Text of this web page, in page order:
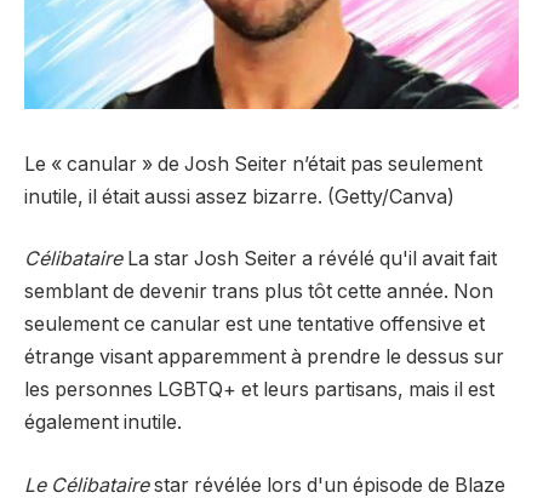
Le « canular » de Josh Seiter n’était pas seulement
inutile, il était aussi assez bizarre. (Getty/Canva)
Célibataire La star Josh Seiter a révélé qu'il avait fait
semblant de devenir trans plus tôt cette année. Non
seulement ce canular est une tentative offensive et
étrange visant apparemment à prendre le dessus sur
les personnes LGBTQ+ et leurs partisans, mais il est
également inutile.
Le Célibatairestar révélée lors d'un épisode de Blaze